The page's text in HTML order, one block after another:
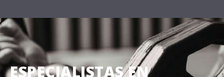
ESPECIALISTAS EN